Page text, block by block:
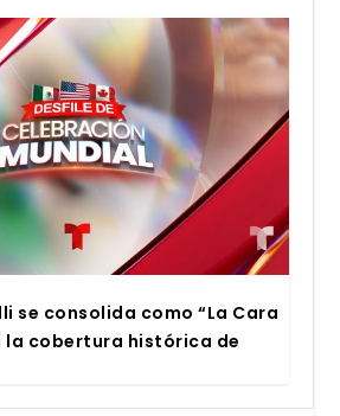
se con­so­li­da como “La Cara
la cober­tu­ra his­tó­ri­ca de